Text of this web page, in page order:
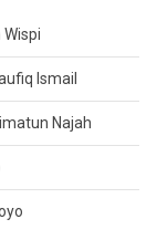
Ismail
Najah